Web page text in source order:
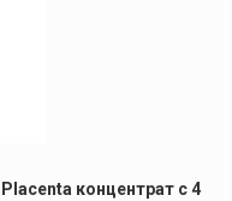
Placenta концентрат с 4